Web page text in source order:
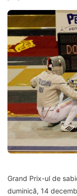
Grand Prix-ul de
duminică, 14